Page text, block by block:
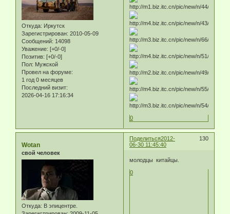
Откуда: Иркутск
Зарегистрирован: 2010-05-09
Сообщений: 14098
Уважение: [+0/-0]
Позитив: [+0/-0]
Пол: Мужской
Провел на форуме:
1 год 0 месяцев
Последний визит:
2026-04-16 17:16:34
0
Поделиться 130
2012-
06-30 11:45:40
Wotan
свой человек
Откуда: В эпицентре.
молодцы китайцы.
0